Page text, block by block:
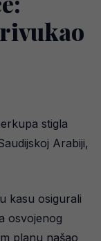
stigla
Arabiji,
kasu osigurali
osvojenog
planu našao